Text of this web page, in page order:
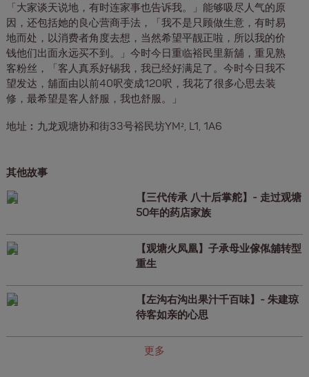
「大家谈天说地，有时连家事也告诉我。」能够吸尽人气的原
因，还包括她的良心营商手法，「我不是只顾做生意，有时易
地而处，以消费者角度去想，当然希望平靓正啦，所以我的价
钱他们出面永远买不到。」今时今日重临裕民里新舖，重见熟
客粉丝，「客人真系好锡我，我已经好满足了。今时今日我不
望发达，舖面由以前40呎变成120呎，我花了很多心思去装
修，最希望是客人舒服，我也舒服。」
地址︰九龙观塘协和街33号裕民坊YM², L1, 1A6
其他故事
【三代传承 八十后掌舵】- 走过观塘
50年的药店家族
【观塘火凤凰】子承母业傢俬舖转型
重生
【左沟右沟出果汁千百味】- 朱建琼
待客如亲的心思
更多